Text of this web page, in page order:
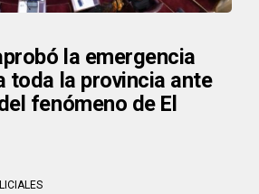
la emergencia
toda la provincia ante
fenómeno de El